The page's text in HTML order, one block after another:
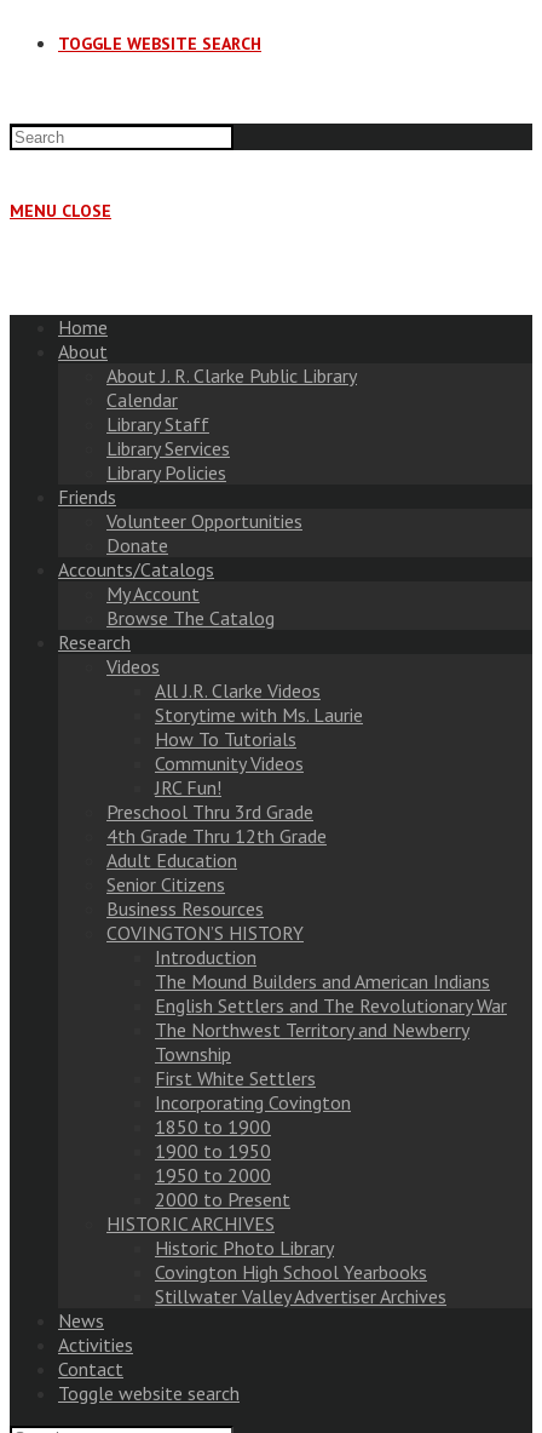
TOGGLE WEBSITE SEARCH
MENU CLOSE
Home
About
About J. R. Clarke Public Library
Calendar
Library Staff
Library Services
Library Policies
Friends
Volunteer Opportunities
Donate
Accounts/Catalogs
My Account
Browse The Catalog
Research
Videos
All J.R. Clarke Videos
Storytime with Ms. Laurie
How To Tutorials
Community Videos
JRC Fun!
Preschool Thru 3rd Grade
4th Grade Thru 12th Grade
Adult Education
Senior Citizens
Business Resources
COVINGTON’S HISTORY
Introduction
The Mound Builders and American Indians
English Settlers and The Revolutionary War
The Northwest Territory and Newberry
Township
First White Settlers
Incorporating Covington
1850 to 1900
1900 to 1950
1950 to 2000
2000 to Present
HISTORIC ARCHIVES
Historic Photo Library
Covington High School Yearbooks
Stillwater Valley Advertiser Archives
News
Activities
Contact
Toggle website search